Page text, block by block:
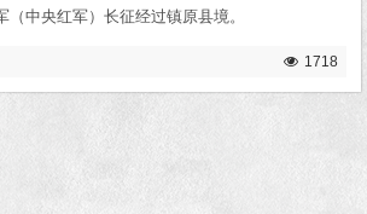
中央红军）长征经过镇原县境。
1718